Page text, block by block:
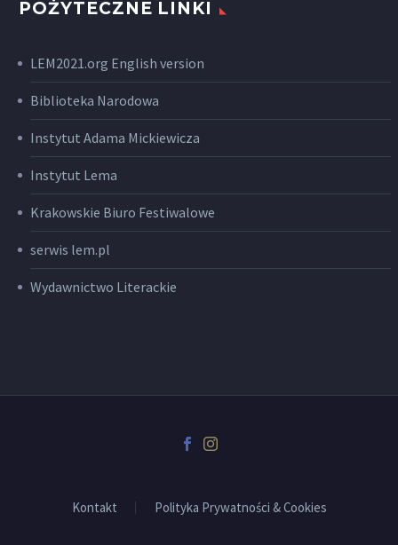
POŻYTECZNE LINKI
LEM2021.org English version
Biblioteka Narodowa
Instytut Adama Mickiewicza
Instytut Lema
Krakowskie Biuro Festiwalowe
serwis lem.pl
Wydawnictwo Literackie
Kontakt Polityka Prywatności & Cookies